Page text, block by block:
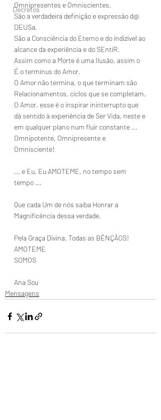
Decretos
Omnipresentes e Omniscientes.
São a verdadeira definição e expressão d@
DEUSa.
São a Consciência do Eterno e do indizível ao
alcance da experiência e do SEntiR.
Assim como a Morte é uma Ilusão, assim o
É o terminus do Amor.
O Amor não termina, o que terminam são
Relacionamentos, ciclos que se completam.
O Amor, esse é o inspirar ininterrupto que
dá sentido à experiência de Ser Vida, neste e
em qualquer plano num fluir constante ...
Omnipotente, Omnipresente e
Omnisciente!
... e Eu, Eu AMOTEME, no tempo sem
tempo ...
Que cada Um de nós saiba Honrar a
Magnificência dessa verdade.
Pela Graça Divina, Todas as BÊNÇÃOS!
AMOTEME
SOMOS
Ana Sou
Mensagens